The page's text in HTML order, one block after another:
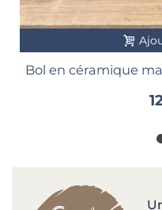
Bol en céramique